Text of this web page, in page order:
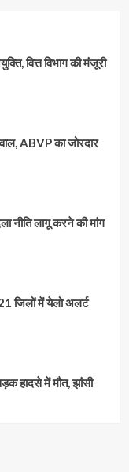
वित्त विभाग की मंजूरी
ABVP का जोरदार
नीति लागू करने की मांग
जिलों में येलो अलर्ट
हादसे में मौत, झांसी